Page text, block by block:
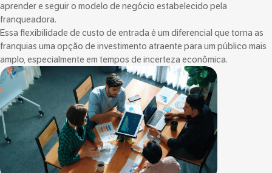
aprender e seguir o modelo de negócio estabelecido pela
franqueadora.
Essa flexibilidade de custo de entrada é um diferencial que torna as
franquias uma opção de investimento atraente para um público mais
amplo, especialmente em tempos de incerteza econômica.